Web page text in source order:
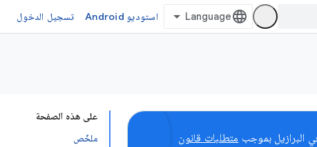
استوديو Android تسجيل الدخول
على هذه الصفحة
ملخّص
متطلبات قانون